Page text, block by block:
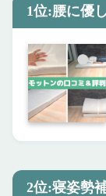
1位:腰に優
2位:寝姿勢